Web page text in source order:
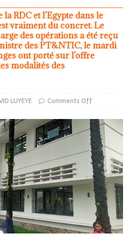
RDC et l’Egypte dans le
vraiment du concret. Le
des opérations a été reçu
des PT&NTIC, le mardi
ont porté sur l’offre
modalités des
LUYEYE Comments Off